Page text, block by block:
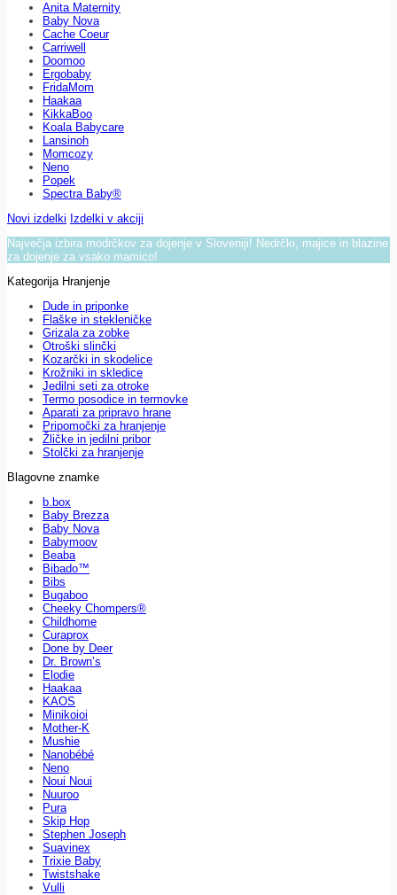
Anita Maternity
Baby Nova
Cache Coeur
Carriwell
Doomoo
Ergobaby
FridaMom
Haakaa
KikkaBoo
Koala Babycare
Lansinoh
Momcozy
Neno
Popek
Spectra Baby®
Novi izdelki Izdelki v akciji
Največja izbira modrčkov za dojenje v Sloveniji! Nedrčki, majice in blazine
za dojenje za vsako mamico!
Kategorija Hranjenje
Dude in priponke
Flaške in stekleničke
Grizala za zobke
Otroški slinčki
Kozarčki in skodelice
Krožniki in skledice
Jedilni seti za otroke
Termo posodice in termovke
Aparati za pripravo hrane
Pripomočki za hranjenje
Žličke in jedilni pribor
Stolčki za hranjenje
Blagovne znamke
b.box
Baby Brezza
Baby Nova
Babymoov
Beaba
Bibado™
Bibs
Bugaboo
Cheeky Chompers®
Childhome
Curaprox
Done by Deer
Dr. Brown’s
Elodie
Haakaa
KAOS
Minikoioi
Mother-K
Mushie
Nanobébé
Neno
Noui Noui
Nuuroo
Pura
Skip Hop
Stephen Joseph
Suavinex
Trixie Baby
Twistshake
Vulli